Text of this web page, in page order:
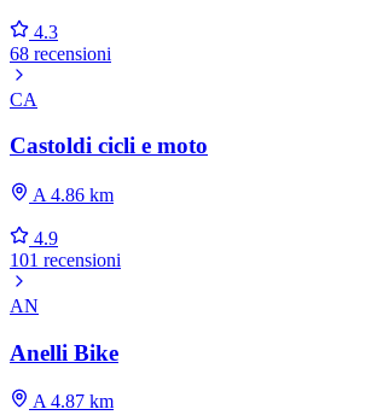
4.3
68 recensioni
CA
Castoldi cicli e moto
A 4.86 km
4.9
101 recensioni
AN
Anelli Bike
A 4.87 km